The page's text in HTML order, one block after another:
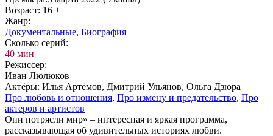
Воз­раст: 16 +
Жанр:
До­ку­мен­таль­ные, Био­гра­фия
Сколь­ко се­рий:
40 мин
Ре­жис­сер:
Иван Люлюков
Ак­тё­ры: Илья Артёмов, Дмитрий Ульянов, Ольга Дзюра
Про лю­бовь и от­но­ше­ния, Про из­ме­ну и пре­да­тель­ст­во, Про
ак­те­ров и ар­ти­стов
Они потрясли мир» – интересная и яркая программа,
рассказывающая об удивительных историях любви.